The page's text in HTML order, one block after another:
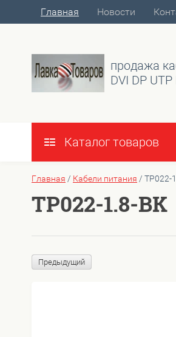
Главная Новости
продажа
DVI DP
Каталог товаров
Главная / Кабели питания / TP022-
TP022-1.8-BK
Предыдущий